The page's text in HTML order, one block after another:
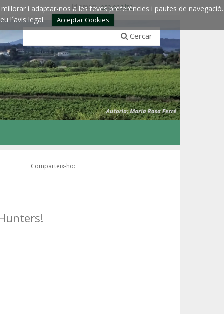
i adaptar-nos a les teves preferències i pautes de navegació.
l´avis legal. Acceptar Cookies
Idiomes:esp engfra
Cercar
Comparteix-ho: